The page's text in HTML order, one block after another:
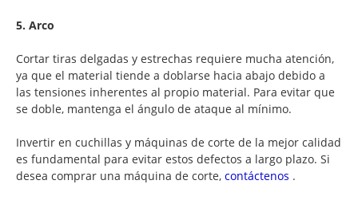
5. Arco
Cortar tiras delgadas y estrechas requiere mucha atención,
ya que el material tiende a doblarse hacia abajo debido a
las tensiones inherentes al propio material. Para evitar que
se doble, mantenga el ángulo de ataque al mínimo.
Invertir en cuchillas y máquinas de corte de la mejor calidad
es fundamental para evitar estos defectos a largo plazo. Si
desea comprar una máquina de corte, contáctenos .